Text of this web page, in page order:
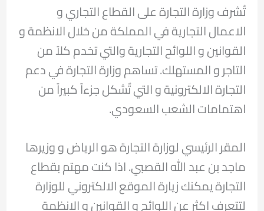
تُشرف وزارة التجارة على القطاع التجاري و
الاعمال التجارية في المملكة من خلال الانظمة و
القوانين و اللوائح التجارية والتي تخدم كلاً من
التاجر و المستهلك. تساهم وزارة التجارة في دعم
التجارة الالكترونية و التي تٌشكل جزءاً كبيراً من
اهتمامات الشعب السعودي.
المقر الرئيسي لوزارة التجارة هو الرياض و وزيرها
ماجد بن عبد الله القصبي. اذا كنت مهتم بقطاع
التجارة يمكنك زيارة الموقع الالكتروني للوزارة
لتتعرف اكثر عن اللوائح و القوانين و الانظمة